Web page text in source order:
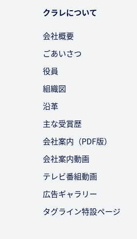
クラレについて
会社概要
ごあいさつ
役員
組織図
沿革
主な受賞歴
会社案内（PDF版）
会社案内動画
テレビ番組動画
広告ギャラリー
タグライン特設ページ